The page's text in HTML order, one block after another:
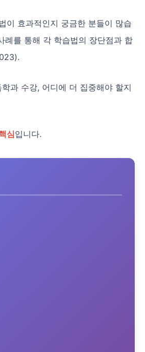
이 효과적인지 궁금한 분들이 많습
례를 통해 각 학습법의 장단점과 합
과 수강, 어디에 더 집중해야 할지
심입니다.